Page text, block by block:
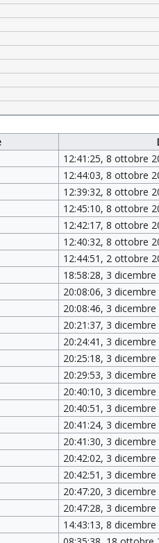
12:41:25, 8 ottobre
12:44:03, 8 ottobre
12:39:32, 8 ottobre
12:45:10, 8 ottobre
12:42:17, 8 ottobre
12:40:32, 8 ottobre
12:44:51, 2 ottobre
18:58:28, 3 dicembre
20:08:06, 3 dicembre
20:08:46, 3 dicembre
20:21:37, 3 dicembre
20:24:41, 3 dicembre
20:25:18, 3 dicembre
20:29:53, 3 dicembre
20:40:10, 3 dicembre
20:40:51, 3 dicembre
20:41:24, 3 dicembre
20:41:30, 3 dicembre
20:42:02, 3 dicembre
20:42:51, 3 dicembre
20:47:20, 3 dicembre
20:47:28, 3 dicembre
14:43:13, 8 dicembre